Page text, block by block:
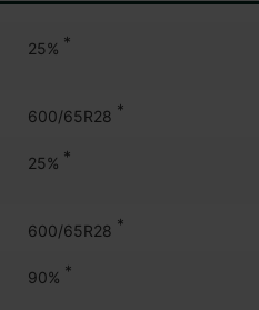
25% *
600/65R28 *
25% *
600/65R28 *
90% *